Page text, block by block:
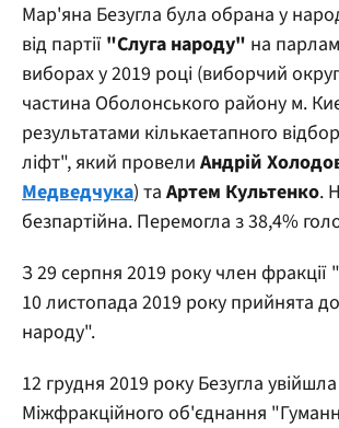
Мар'яна Безугла була обрана у
від партії "Слуга народу" на
виборах у 2019 році (виборчий
частина Оболонського району м.
результатами кількаетапного
ліфт", який провели Андрій
Медведчука) та Артем Культенко.
безпартійна. Перемогла з 38,4%
З 29 серпня 2019 року член фракції
10 листопада 2019 року прийнята до
народу".
12 грудня 2019 року Безугла
Міжфракційного об'єднання